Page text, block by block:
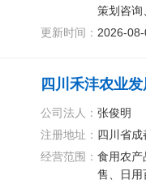
策划咨询
更新时间： 2026-
四川禾沣农业发
公司法人： 张俊明
注册地址： 四川省
经营范围： 食用农产
售、日用